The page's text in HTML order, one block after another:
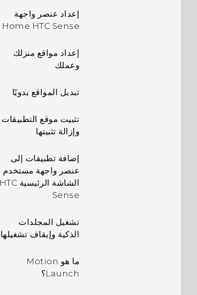
إعداد عنصر واجهة
Home HTC Sense
إعداد مواقع منزلك
وعملك
تبديل المواقع يدويًا
تثبيت موقع التطبيقات
وإزالة تثبيتها
إضافة تطبيقات إلى
عنصر واجهة مستخدم
الشاشة الرئيسية HTC
Sense
تشغيل المجلدات
الذكية وإيقاف تشغيلها
ما هو Motion
Launch؟